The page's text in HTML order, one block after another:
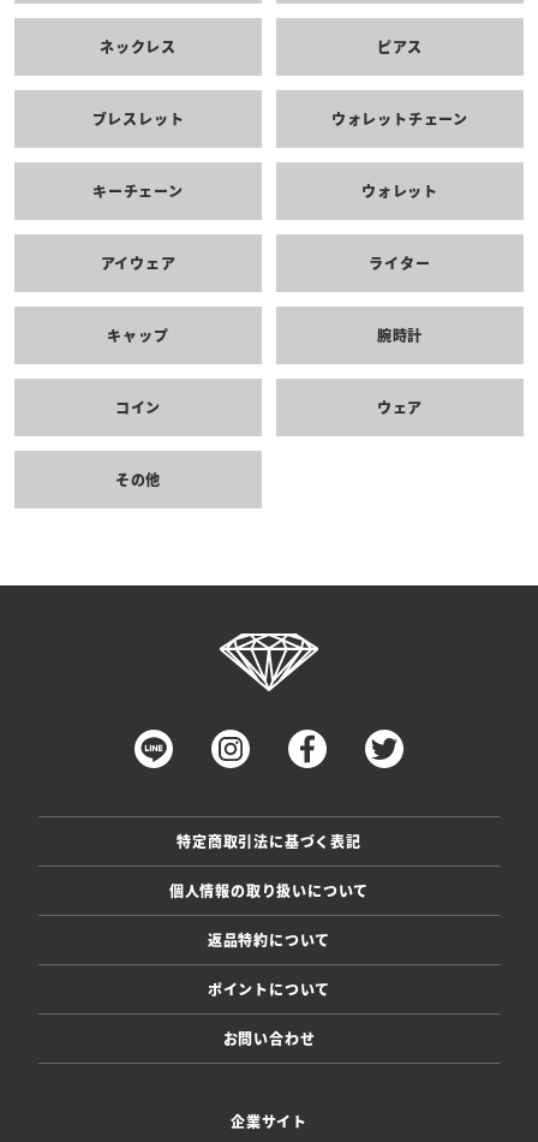
ネックレス ピアス
ブレスレット ウォレットチェーン
キーチェーン ウォレット
アイウェア ライター
キャップ 腕時計
コイン ウェア
その他
特定商取引法に基づく表記
個人情報の取り扱いについて
返品特約について
ポイントについて
お問い合わせ
企業サイト